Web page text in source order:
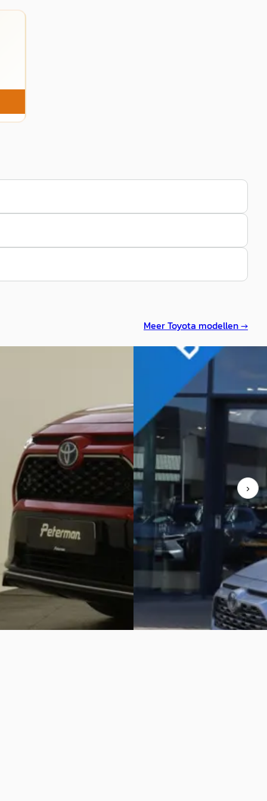
MeerToyota modellen →
In Hybride AWD Dynamic
mnd
km · Hybride · Automaat
Enschede· Enschede
geplaatst
→
Toyota RAV4·2024
2.5 HYBRID AWD DYNAMIC
ANDROID/APPLE
STOEL/VOORRUITVERW. LM-
P-SENSOREN CAMERA AD-
€ 39.900
v.a. € 846/mnd
Boven markt
2024 · 63.663 km · Hybride ·
van Leussen Ommen
· Ommen
4,5(163)
Bekijk aanbieding →
›